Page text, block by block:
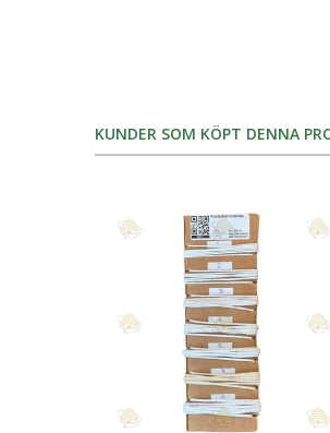
KUNDER SOM KÖPT DENNA